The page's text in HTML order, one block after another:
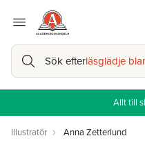
Sök efterläsglädje
Allt till
Illustratör Anna Zetterlund